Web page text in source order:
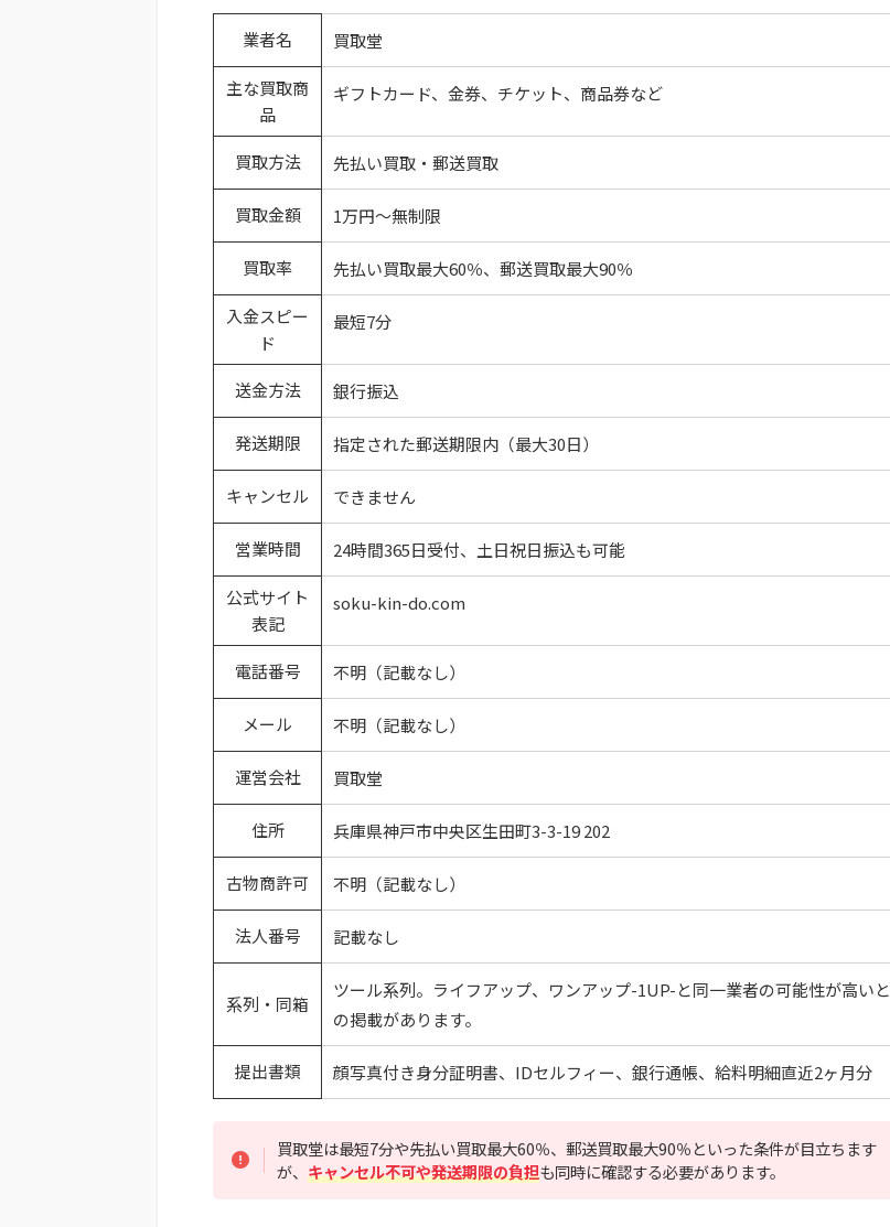
業者名 買取堂
主な買取商
品
ギフトカード、金券、チケット、商品券など
買取方法 先払い買取・郵送買取
買取金額 1万円～無制限
買取率 先払い買取最大60％、郵送買取最大90％
入金スピー
ド
最短7分
送金方法 銀行振込
発送期限 指定された郵送期限内（最大30日）
キャンセル できません
営業時間 24時間365日受付、土日祝日振込も可能
公式サイト
表記
soku-kin-do.com
電話番号 不明（記載なし）
メール 不明（記載なし）
運営会社 買取堂
住所 兵庫県神戸市中央区生田町3-3-19 202
古物商許可 不明（記載なし）
法人番号 記載なし
系列・同箱
ツール系列。ライフアップ、ワンアップ-1UP-と同一業者の可能性が高いと
の掲載があります。
提出書類 顔写真付き身分証明書、IDセルフィー、銀行通帳、給料明細直近2ヶ月分
買取堂は最短7分や先払い買取最大60％、郵送買取最大90％といった条件が目立ちます
が、キャンセル不可や発送期限の負担も同時に確認する必要があります。